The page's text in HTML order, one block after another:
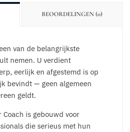
BEOORDELINGEN (0)
van de belangrijkste
nemen. U verdient
eerlijk en afgestemd is op
bevindt — geen algemeen
geldt.
Coach is gebouwd voor
die serieus met hun